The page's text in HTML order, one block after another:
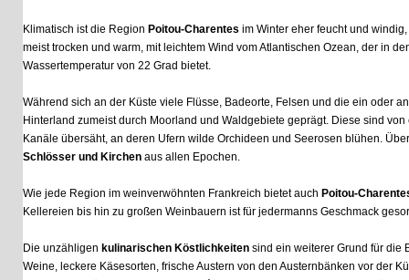
Klimatisch ist die RegionPoitou-Charentesim Winter eher feucht und windig,
meist trocken und warm, mit leichtem Wind vom Atlantischen Ozean, der in den
Wassertemperatur von 22 Grad bietet.
Während sich an der Küste viele Flüsse, Badeorte, Felsen und die ein oder
Hinterland zumeist durch Moorland und Waldgebiete geprägt. Diese sind von
Kanäle übersäht, an deren Ufern wilde Orchideen und Seerosen blühen. Über
Schlösser und Kirchenaus allen Epochen.
Wie jede Region im weinverwöhnten Frankreich bietet auchPoitou-Charentes
Kellereien bis hin zu großen Weinbauern ist für jedermanns Geschmack gesorgt.
Die unzähligenkulinarischen Köstlichkeitensind ein weiterer Grund für die
Weine, leckere Käsesorten, frische Austern von den Austernbänken vor der